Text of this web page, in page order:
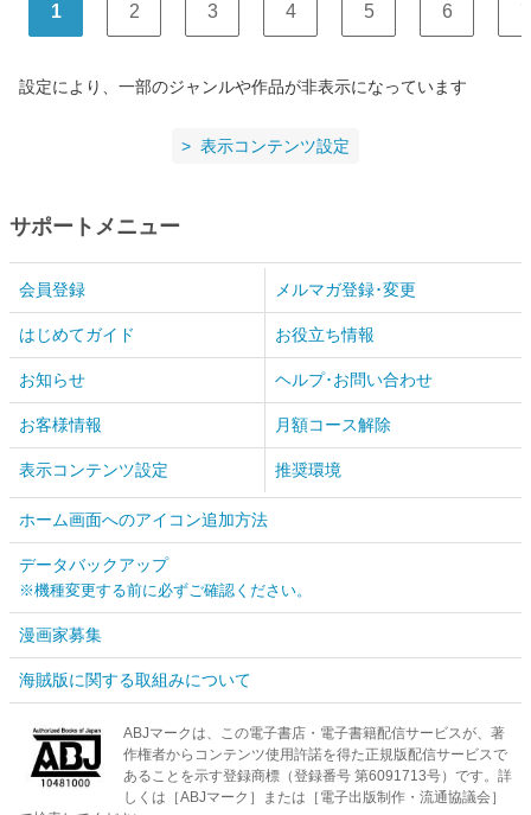
1 2 3 4 5 6 7
設定により、一部のジャンルや作品が非表示になっています
表示コンテンツ設定
サポートメニュー
会員登録 メルマガ登録･変更
はじめてガイド お役立ち情報
お知らせ ヘルプ･お問い合わせ
お客様情報 月額コース解除
表示コンテンツ設定 推奨環境
ホーム画面へのアイコン追加方法
データバックアップ
※機種変更する前に必ずご確認ください。
漫画家募集
海賊版に関する取組みについて
ABJマークは、この電子書店・電子書籍配信サービスが、著
作権者からコンテンツ使用許諾を得た正規版配信サービスで
あることを示す登録商標（登録番号 第6091713号）です。詳
しくは［ABJマーク］または［電子出版制作・流通協議会］